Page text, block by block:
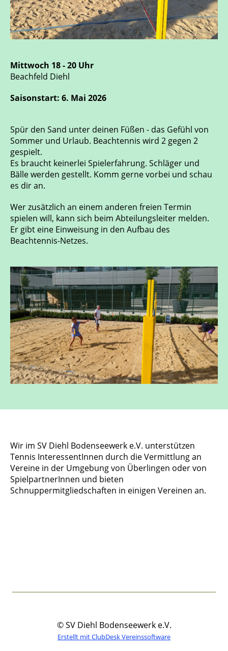
Mittwoch 18 - 20 Uhr
Beachfeld Diehl
Saisonstart: 6. Mai 2026
Spür den Sand unter deinen Füßen - das Gefühl von
Sommer und Urlaub. Beachtennis wird 2 gegen 2
gespielt.
Es braucht keinerlei Spielerfahrung. Schläger und
Bälle werden gestellt. Komm gerne vorbei und schau
es dir an.
Wer zusätzlich an einem anderen freien Termin
spielen will, kann sich beim Abteilungsleiter melden.
Er gibt eine Einweisung in den Aufbau des
Beachtennis-Netzes.
Wir im SV Diehl Bodenseewerk e.V. unterstützen
Tennis InteressentInnen durch die Vermittlung an
Vereine in der Umgebung von Überlingen oder von
SpielpartnerInnen und bieten
Schnuppermitgliedschaften in einigen Vereinen an.
© SV Diehl Bodenseewerk e.V.
Erstellt mit ClubDesk Vereinssoftware